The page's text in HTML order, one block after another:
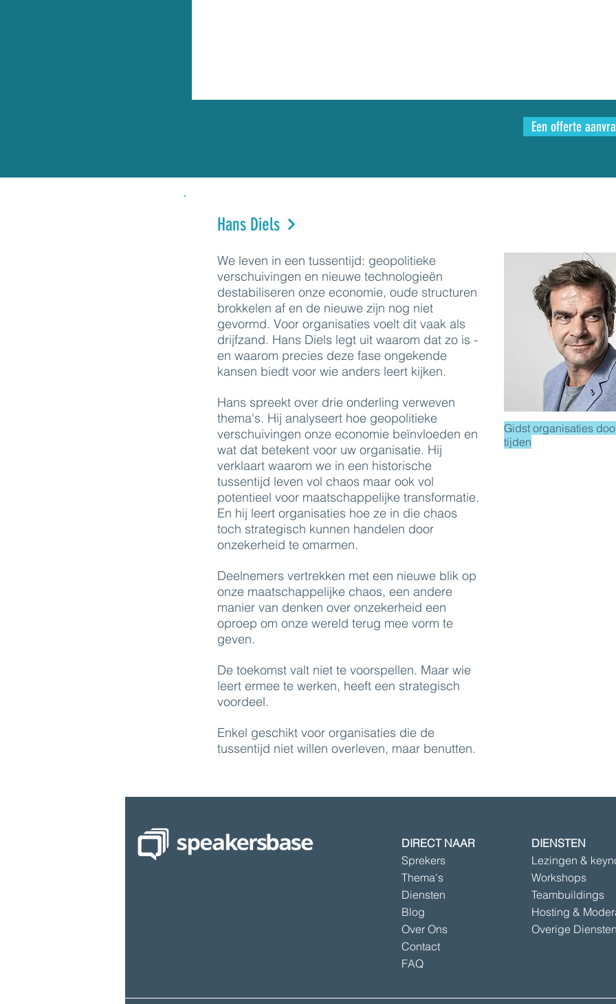
Een offerte
Hans Diels
We leven in een tussentijd: geopolitieke
verschuivingen en nieuwe technologieën
destabiliseren onze economie, oude structuren
brokkelen af en de nieuwe zijn nog niet
gevormd. Voor organisaties voelt dit vaak als
drijfzand. Hans Diels legt uit waarom dat zo is -
en waarom precies deze fase ongekende
kansen biedt voor wie anders leert kijken.
Hans spreekt over drie onderling verweven
thema's. Hij analyseert hoe geopolitieke
verschuivingen onze economie beïnvloeden en
wat dat betekent voor uw organisatie. Hij
verklaart waarom we in een historische
tussentijd leven vol chaos maar ook vol
potentieel voor maatschappelijke transformatie.
En hij leert organisaties hoe ze in die chaos
toch strategisch kunnen handelen door
onzekerheid te omarmen.
Deelnemers vertrekken met een nieuwe blik op
onze maatschappelijke chaos, een andere
manier van denken over onzekerheid een
oproep om onze wereld terug mee vorm te
geven.
De toekomst valt niet te voorspellen. Maar wie
leert ermee te werken, heeft een strategisch
voordeel.
Enkel geschikt voor organisaties die de
tussentijd niet willen overleven, maar benutten.
Gidst organisaties
tijden
DIRECT NAAR
Sprekers
Thema's
Diensten
Blog
Over Ons
Contact
FAQ
DIENSTEN
Lezingen &
Workshops
Teambuildings
Hosting &
Overige